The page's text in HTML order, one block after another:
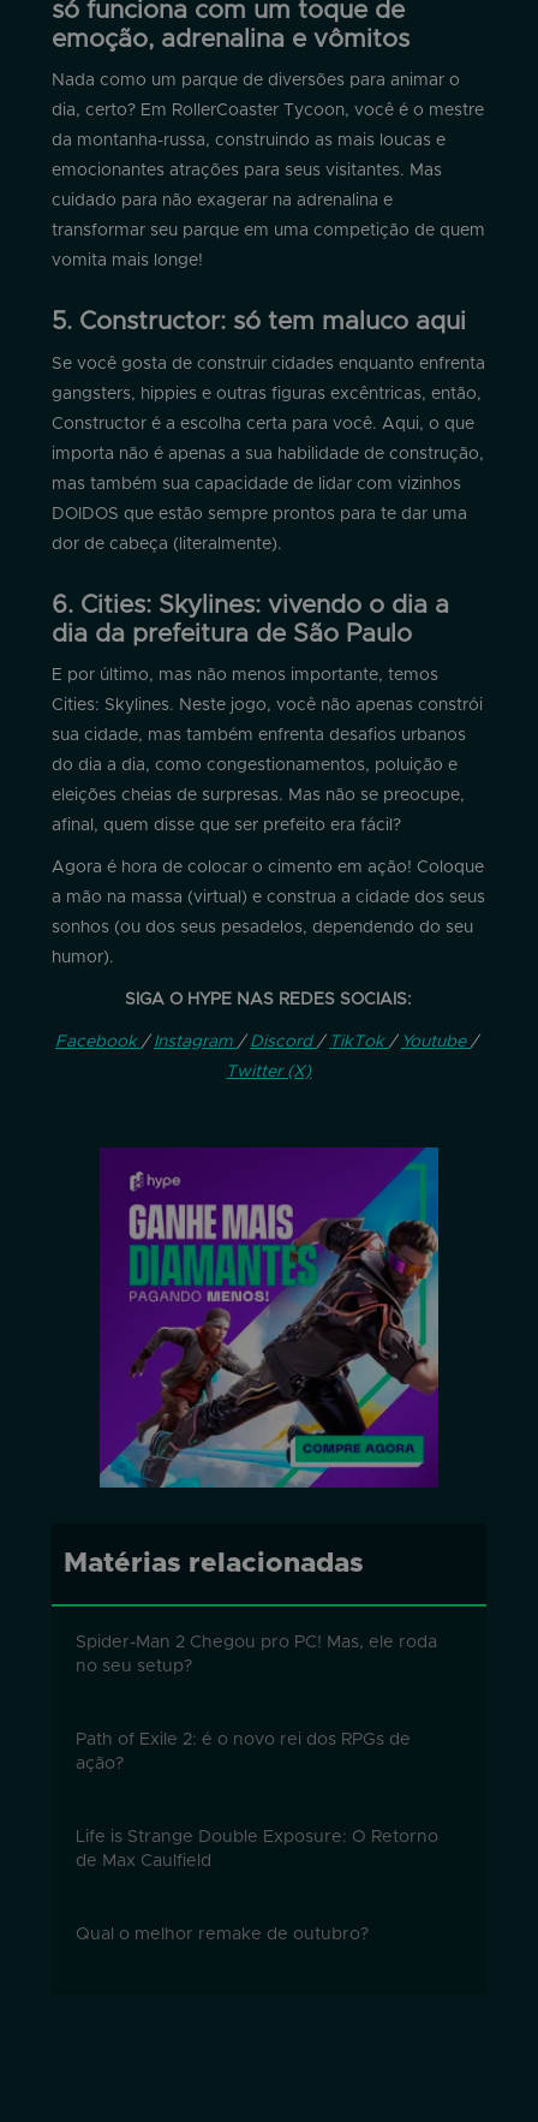
só funciona com um toque de
emoção, adrenalina e vômitos
Nada como um parque de diversões para animar o
dia, certo? Em RollerCoaster Tycoon, você é o mestre
da montanha-russa, construindo as mais loucas e
emocionantes atrações para seus visitantes. Mas
cuidado para não exagerar na adrenalina e
transformar seu parque em uma competição de quem
vomita mais longe!
5. Constructor: só tem maluco aqui
Se você gosta de construir cidades enquanto enfrenta
gangsters, hippies e outras figuras excêntricas, então,
Constructor é a escolha certa para você. Aqui, o que
importa não é apenas a sua habilidade de construção,
mas também sua capacidade de lidar com vizinhos
DOIDOS que estão sempre prontos para te dar uma
dor de cabeça (literalmente).
6. Cities: Skylines: vivendo o dia a
dia da prefeitura de São Paulo
E por último, mas não menos importante, temos
Cities: Skylines. Neste jogo, você não apenas constrói
sua cidade, mas também enfrenta desafios urbanos
do dia a dia, como congestionamentos, poluição e
eleições cheias de surpresas. Mas não se preocupe,
afinal, quem disse que ser prefeito era fácil?
Agora é hora de colocar o cimento em ação! Coloque
a mão na massa (virtual) e construa a cidade dos seus
sonhos (ou dos seus pesadelos, dependendo do seu
humor).
SIGA O HYPE NAS REDES SOCIAIS:
Facebook / Instagram / Discord / TikTok / Youtube /
Twitter (X)
Matérias relacionadas
Spider-Man 2 Chegou pro PC! Mas, ele roda
no seu setup?
Path of Exile 2: é o novo rei dos RPGs de
ação?
Life is Strange Double Exposure: O Retorno
de Max Caulfield
Qual o melhor remake de outubro?